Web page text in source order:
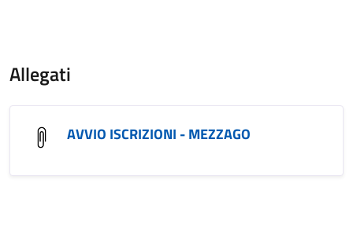
Allegati
AVVIO ISCRIZIONI - MEZZAGO